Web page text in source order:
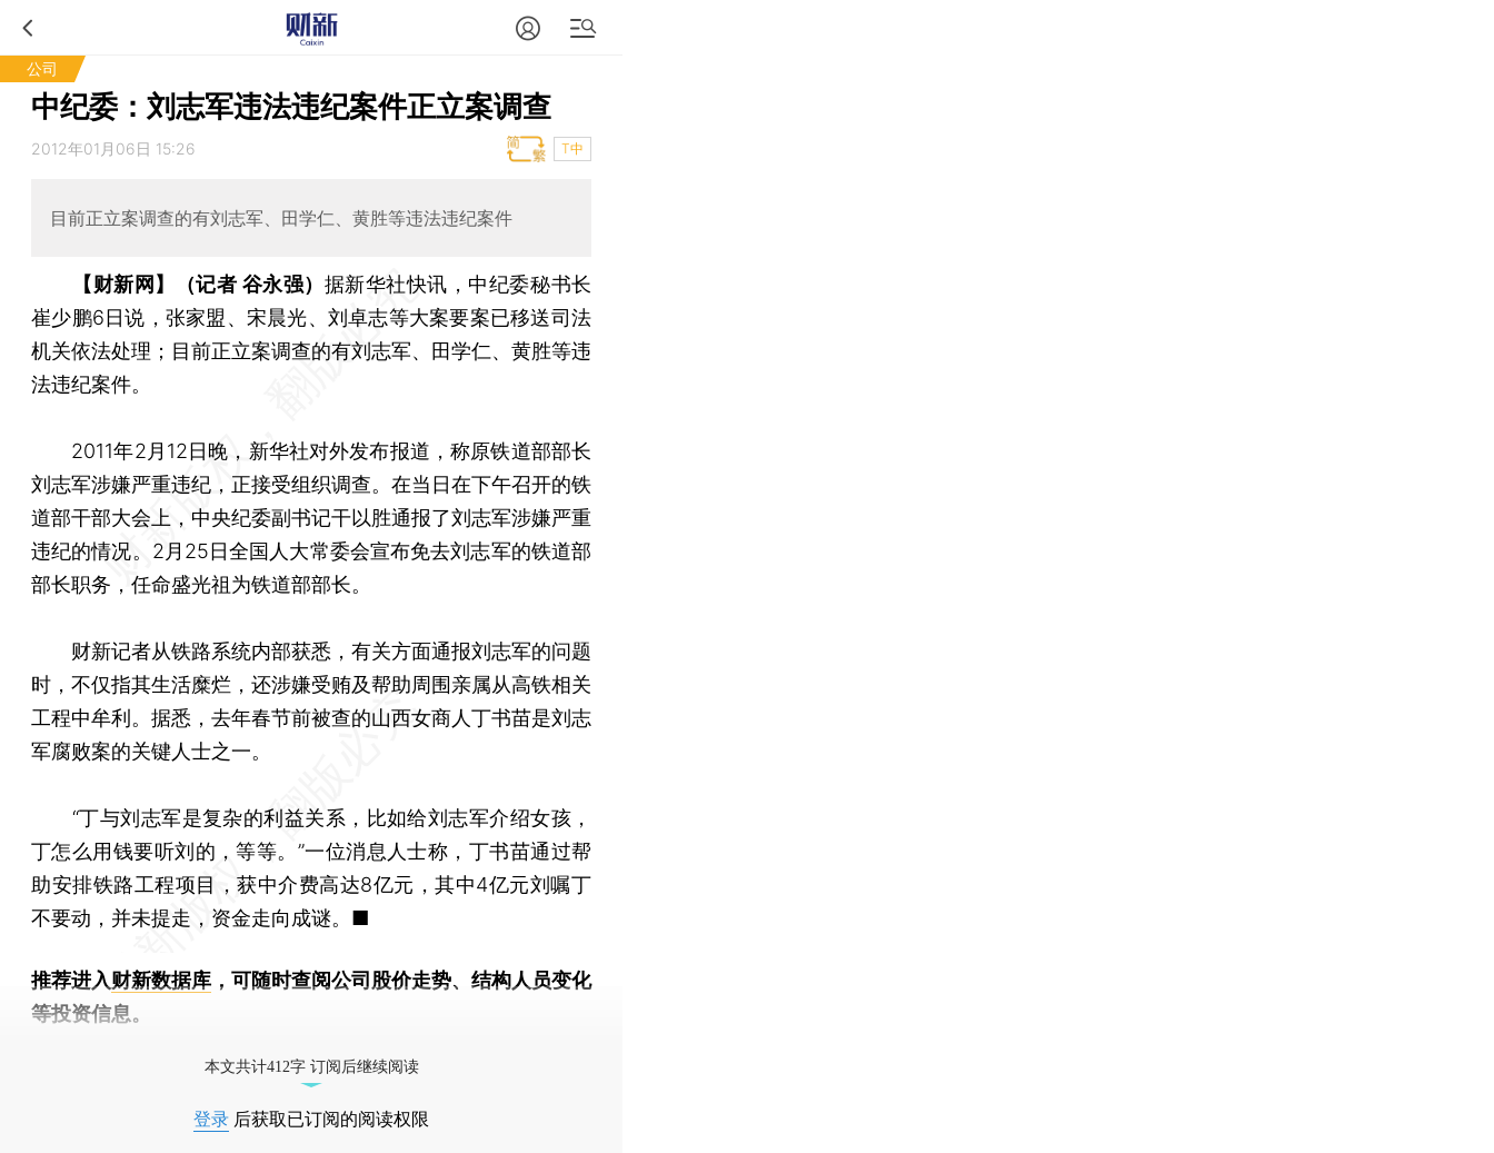
公司
中纪委：刘志军违法违纪案件正立案调查
2012年01月06日 15:26 T中
目前正立案调查的有刘志军、田学仁、黄胜等违法违纪案件
【财新网】（记者 谷永强） 据新华社快讯，中纪委秘书长
崔少鹏6日说，张家盟、宋晨光、刘卓志等大案要案已移送司法
机关依法处理；目前正立案调查的有刘志军、田学仁、黄胜等违
法违纪案件。
2011年2月12日晚，新华社对外发布报道，称原铁道部部长
刘志军涉嫌严重违纪，正接受组织调查。在当日在下午召开的铁
道部干部大会上，中央纪委副书记干以胜通报了刘志军涉嫌严重
违纪的情况。2月25日全国人大常委会宣布免去刘志军的铁道部
部长职务，任命盛光祖为铁道部部长。
财新记者从铁路系统内部获悉，有关方面通报刘志军的问题
时，不仅指其生活糜烂，还涉嫌受贿及帮助周围亲属从高铁相关
工程中牟利。据悉，去年春节前被查的山西女商人丁书苗是刘志
军腐败案的关键人士之一。
“丁与刘志军是复杂的利益关系，比如给刘志军介绍女孩，
丁怎么用钱要听刘的，等等。”一位消息人士称，丁书苗通过帮
助安排铁路工程项目，获中介费高达8亿元，其中4亿元刘嘱丁
不要动，并未提走，资金走向成谜。■
推荐进入财新数据库 ，可随时查阅公司股价走势、结构人员变化
等投资信息。
本文共计412字 订阅后继续阅读
登录 后获取已订阅的阅读权限